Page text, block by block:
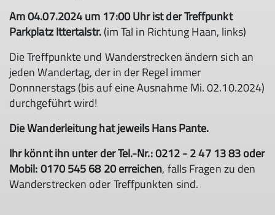
Am 04.07.2024 um 17:00 Uhr ist der Treffpunkt
Parkplatz Ittertalstr.(im Tal in Richtung Haan, links)
Die Treffpunkte und Wanderstrecken ändern sich an
jeden Wandertag, der in der Regel immer
Donnnerstags (bis auf eine Ausnahme Mi. 02.10.2024)
durchgeführt wird!
Die Wanderleitung hat jeweils Hans Pante.
Ihr könnt ihn unter der Tel.-Nr.: 0212 - 2 47 13 83 oder
Mobil: 0170 545 68 20 erreichen, falls Fragen zu den
Wanderstrecken oder Treffpunkten sind.